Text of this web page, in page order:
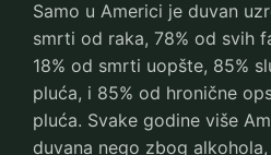
Samo u Americi je duvan
smrti od raka, 78% od svih
18% od smrti uopšte, 85%
pluća, i 85% od hronične
pluća. Svake godine više
duvana nego zbog